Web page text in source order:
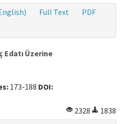
Full Text
PDF
Edatı Üzerine
173-188 DOI:
2328
1838